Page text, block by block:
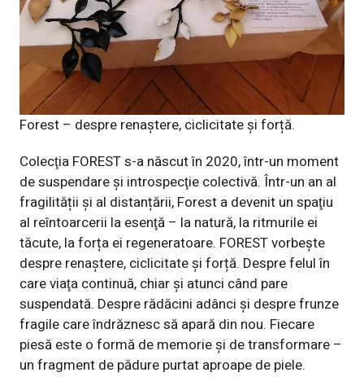
Forest – despre renaștere, ciclicitate și forță.
Colecţia FOREST s-a născut în 2020, într-un moment
de suspendare și introspecţie colectivă. Într-un an al
fragilității și al distanțării, Forest a devenit un spaţiu
al reîntoarcerii la esenţă – la natură, la ritmurile ei
tăcute, la forța ei regeneratoare. FOREST vorbește
despre renaștere, ciclicitate și forță. Despre felul în
care viaţa continuă, chiar și atunci când pare
suspendată. Despre rădăcini adânci și despre frunze
fragile care îndrăznesc să apară din nou. Fiecare
piesă este o formă de memorie și de transformare –
un fragment de pădure purtat aproape de piele.